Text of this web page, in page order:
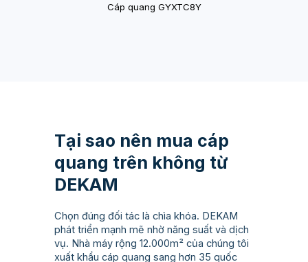
Cáp quang GYXTC8Y
Tại sao nên mua cáp
quang trên không từ
DEKAM
Chọn đúng đối tác là chìa khóa. DEKAM
phát triển mạnh mẽ nhờ năng suất và dịch
vụ. Nhà máy rộng 12.000m² của chúng tôi
xuất khẩu cáp quang sang hơn 35 quốc